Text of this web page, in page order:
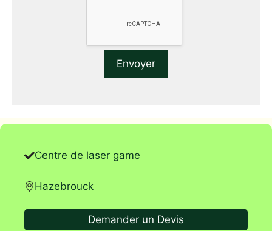
Centre de laser game
Hazebrouck
Demander un Devis